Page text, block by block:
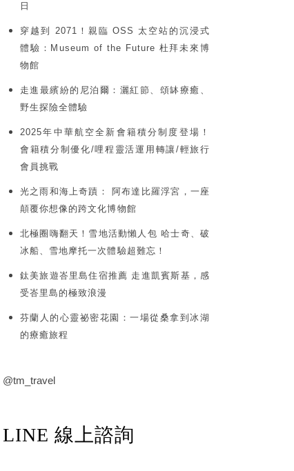
日
穿越到 2071！親臨 OSS 太空站的沉浸式
體驗：Museum of the Future 杜拜未來博
物館
走進最繽紛的尼泊爾：灑紅節、頌缽療癒、
野生探險全體驗
2025年中華航空全新會籍積分制度登場！
會籍積分制優化/哩程靈活運用轉讓/輕旅行
會員挑戰
光之雨和海上奇蹟： 阿布達比羅浮宮，一座
顛覆你想像的跨文化博物館
北極圈嗨翻天！雪地活動懶人包 哈士奇、破
冰船、雪地摩托一次體驗超難忘！
鈦美旅遊峇里島住宿推薦 走進凱賓斯基，感
受峇里島的極致浪漫
芬蘭人的心靈祕密花園：一場從桑拿到冰湖
的療癒旅程
@tm_travel
LINE 線上諮詢